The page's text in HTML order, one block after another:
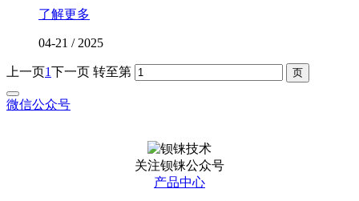
了解更多
04-21 / 2025
上一页1下一页 转至第
微信公众号
关注钡铼公众号
产品中心